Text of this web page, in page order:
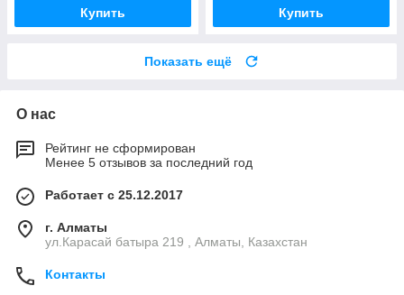
Купить Купить
Показать ещё
О нас
Рейтинг не сформирован
Менее 5 отзывов за последний год
Работает с 25.12.2017
г. Алматы
ул.Карасай батыра 219 , Алматы, Казахстан
Контакты